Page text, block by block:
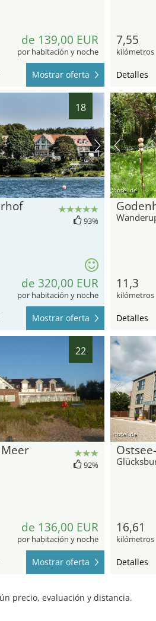
de 139,00 EUR
por habitación y noche
Mostrar oferta
7,55
kilómetros
Detalles
18
93%
de 320,00 EUR
por habitación y noche
Mostrar oferta
hotel.de
11,3
kilómetros
Detalles
22
92%
de 136,00 EUR
por habitación y noche
Mostrar oferta
hotel.de
16,61
kilómetros
Detalles
precio, evaluación y distancia.